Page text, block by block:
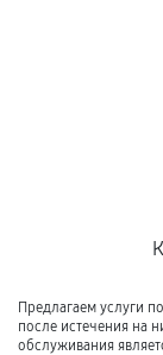
Предлагаем услуги
после истечения на
обслуживания